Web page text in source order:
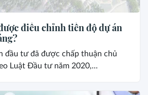
điều chỉnh tiến độ dự án
đầu tư đã được chấp thuận chủ
Luật Đầu tư năm 2020,...